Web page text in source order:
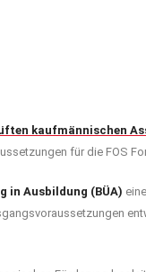
kaufmännischen
für die FOS
in Ausbildung (BÜA)